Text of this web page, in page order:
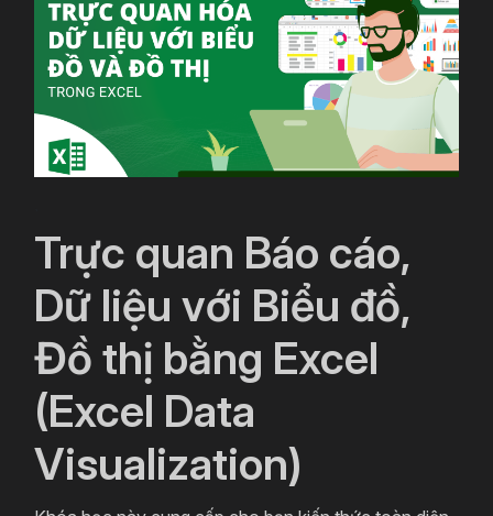
Trực quan Báo cáo,
Dữ liệu với Biểu đồ,
Đồ thị bằng Excel
(Excel Data
Visualization)